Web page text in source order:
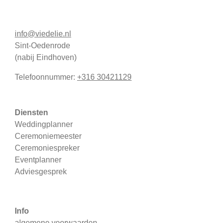
info@viedelie.nl
Sint-Oedenrode
(nabij Eindhoven)
Telefoonnummer: +316 30421129
Diensten
Weddingplanner
Ceremoniemeester
Ceremoniespreker
Eventplanner
Adviesgesprek
Info